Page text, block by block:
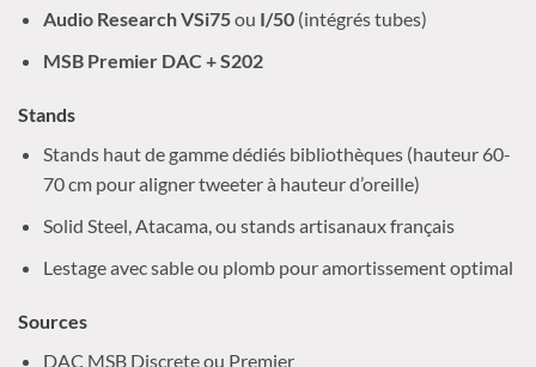
Audio Research VSi75ou I/50(intégrés tubes)
MSB Premier DAC + S202
Stands
Stands haut de gamme dédiés bibliothèques (hauteur 60-
70 cm pour aligner tweeter à hauteur d’oreille)
Solid Steel, Atacama, ou stands artisanaux français
Lestage avec sable ou plomb pour amortissement optimal
Sources
DAC MSB Discrete ou Premier